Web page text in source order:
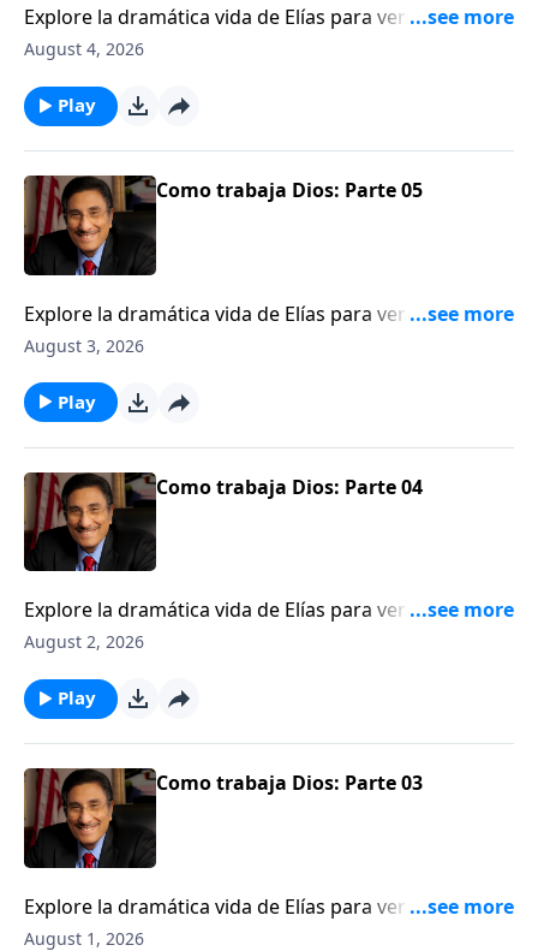
Explore la dramática vida de Elías para ver una
ilustración de cómo Dios trabaja detrás del velo.
August 4, 2026
Play
Como trabaja Dios: Parte 05
Explore la dramática vida de Elías para ver una
ilustración de cómo Dios trabaja detrás del velo.
August 3, 2026
Play
Como trabaja Dios: Parte 04
Explore la dramática vida de Elías para ver una
ilustración de cómo Dios trabaja detrás del velo.
August 2, 2026
Play
Como trabaja Dios: Parte 03
Explore la dramática vida de Elías para ver una
ilustración de cómo Dios trabaja detrás del velo.
August 1, 2026